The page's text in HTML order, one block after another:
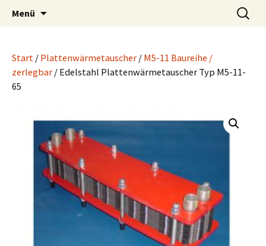
LUPI Wärmetechnik
Wärmetauscher Technik
Menü
Suchen
nach:
Start / Plattenwärmetauscher / M5-11 Baureihe /
zerlegbar / Edelstahl Plattenwärmetauscher Typ M5-11-
65